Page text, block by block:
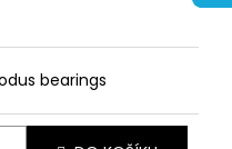
bearings